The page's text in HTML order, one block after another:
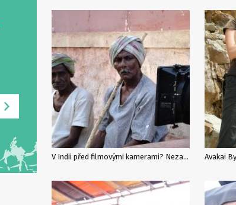
V Indii před filmovými kamerami? Nezapomenutelná brigáda! Avakai